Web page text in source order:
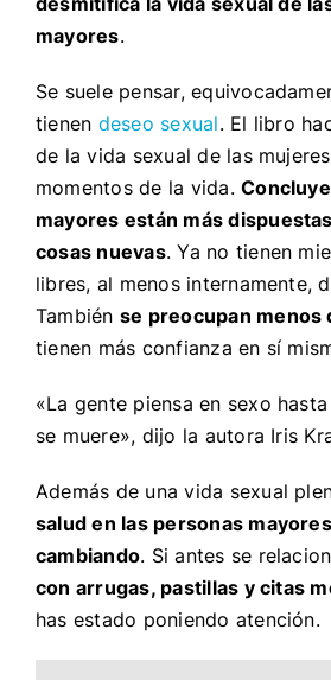
mayores.
Se suele pensar,
tienen deseo sexual. El libro
de la vida sexual de las
momentos de la vida.
mayores están más
cosas nuevas. Ya no tienen
libres, al menos internamente,
También se preocupan menos
tienen más confianza en sí
«La gente piensa en sexo
se muere», dijo la autora Iris
Además de una vida sexual
salud en las personas
cambiando. Si antes se
con arrugas, pastillas y citas
has estado poniendo atención.